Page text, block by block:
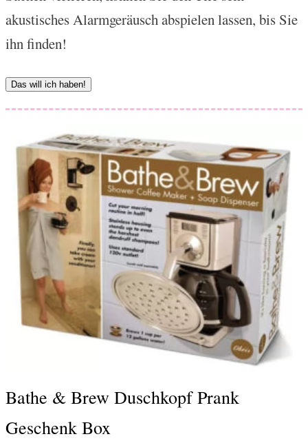
akustisches Alarmgeräusch abspielen lassen, bis Sie
ihn finden!
Das will ich haben!
Bathe & Brew Duschkopf Prank
Geschenk Box